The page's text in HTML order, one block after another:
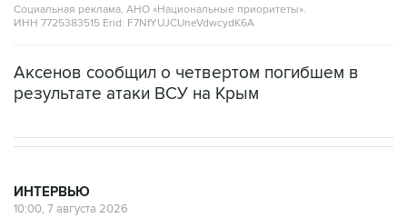
Социальная реклама, АНО «Национальные приоритеты».
ИНН 7725383515 Erid: F7NfYUJCUneVdwcydK6A
Аксенов сообщил о четвертом погибшем в
результате атаки ВСУ на Крым
ИНТЕРВЬЮ
10:00, 7 августа 2026